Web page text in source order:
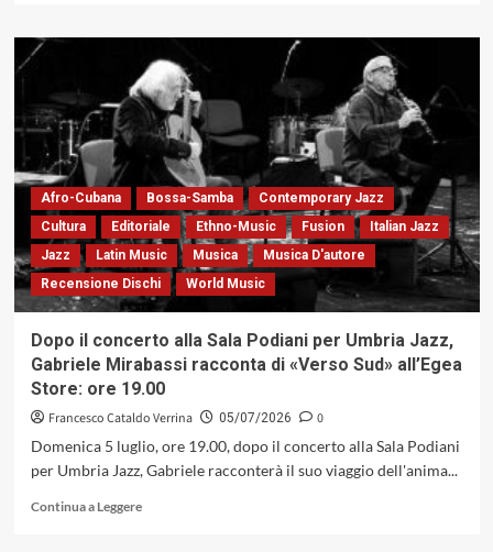
su
«Music
Around
The
Clarinet»
del
Nico
Gori
6tet:
quando
il
clarinetto
racconta
(Egea
2026)
Afro-Cubana Bossa-Samba
Contemporary Jazz
Cultura
Editoriale Ethno-Music Fusion
Italian Jazz
Jazz
Latin Music Musica
Musica D'autore
Recensione Dischi
World Music
Dopo il concerto alla Sala Podiani per Umbria Jazz,
Gabriele Mirabassi racconta di «Verso Sud» all’Egea
Store: ore 19.00
Francesco Cataldo Verrina 05/07/2026
0
Domenica 5 luglio, ore 19.00, dopo il concerto alla Sala Podiani
per Umbria Jazz, Gabriele racconterà il suo viaggio dell'anima...
Continua a LeggereLeggi